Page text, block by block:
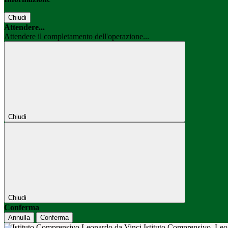
Chiudi
Attendere...
Attendere il completamento dell'operazione...
Chiudi
Chiudi
Conferma
Annulla Conferma